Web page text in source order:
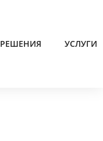
РЕШЕНИЯ УСЛУГИ